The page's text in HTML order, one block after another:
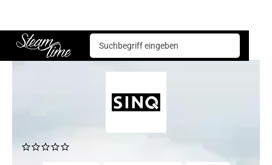
Steam time
Liquids SINQ Forbidden Lychee NicSalt Liquid 10ml / 10mg